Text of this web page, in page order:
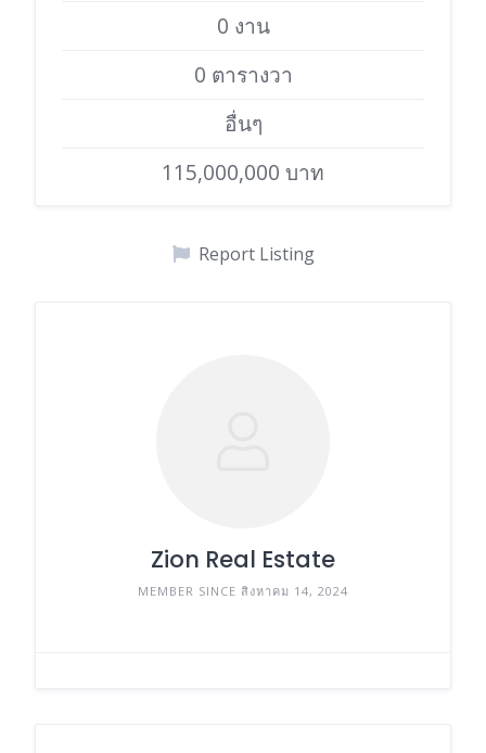
0 งาน
0 ตารางวา
อื่นๆ
115,000,000 บาท
Report Listing
Zion Real Estate
MEMBER SINCE สิงหาคม 14, 2024